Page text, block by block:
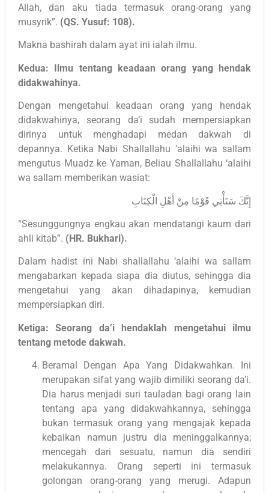
Allah, dan aku tiada termasuk orang-orang yang
musyrik”. (QS. Yusuf: 108).
Makna bashirah dalam ayat ini ialah ilmu.
Kedua: Ilmu tentang keadaan orang yang hendak
didakwahinya.
Dengan mengetahui keadaan orang yang hendak
didakwahinya, seorang da’i sudah mempersiapkan
dirinya untuk menghadapi medan dakwah di
depannya. Ketika Nabi Shallallahu ‘alaihi wa sallam
mengutus Muadz ke Yaman, Beliau Shallallahu ‘alaihi
wa sallam memberikan wasiat:
إِنَّكَ سَتَأْتِي قَوْمًا مِنْ أَهْلِ الْكِتَابِ
“Sesunggungnya engkau akan mendatangi kaum dari
ahli kitab”. (HR. Bukhari).
Dalam hadist ini Nabi shallallahu ‘alaihi wa sallam
mengabarkan kepada siapa dia diutus, sehingga dia
mengetahui yang akan dihadapinya, kemudian
mempersiapkan diri.
Ketiga: Seorang da’i hendaklah mengetahui ilmu
tentang metode dakwah.
Beramal Dengan Apa Yang Didakwahkan. Ini
merupakan sifat yang wajib dimiliki seorang da’i.
Dia harus menjadi suri tauladan bagi orang lain
tentang apa yang didakwahkannya, sehingga
bukan termasuk orang yang mengajak kepada
kebaikan namun justru dia meninggalkannya;
mencegah dari sesuatu, namun dia sendiri
melakukannya. Orang seperti ini termasuk
golongan orang-orang yang merugi. Adapun